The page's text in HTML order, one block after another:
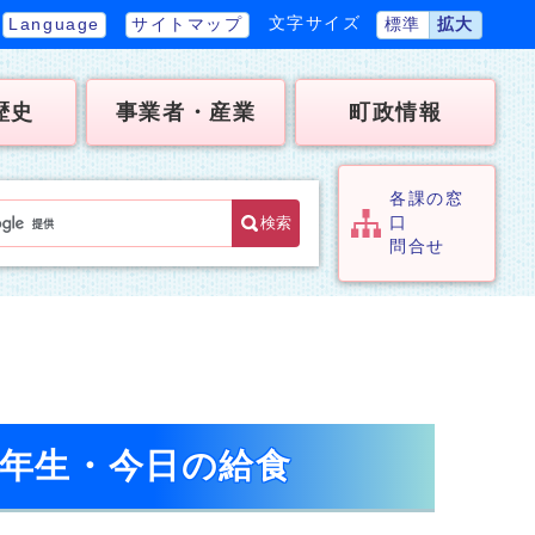
Language サイトマップ 文字サイズ 標準 拡大
史 事業者・産業 町政情報
検索
各課の窓
口
問合せ
生・今日の給食